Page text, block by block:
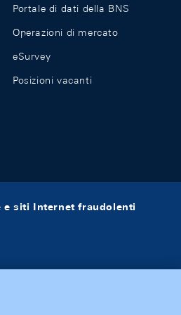
Portale di dati della BNS
Operazioni di mercato
eSurvey
Posizioni vacanti
e siti Internet fraudolenti